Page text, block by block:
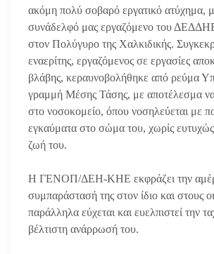
ακόμη πολύ σοβαρό εργατικό ατύχημα,
συνάδελφό μας εργαζόμενο του
στον Πολύγυρο της Χαλκιδικής.
εναερίτης, εργαζόμενος σε εργασίες
βλάβης, κεραυνοβολήθηκε από ρεύμα
γραμμή Μέσης Τάσης, με αποτέλεσμα να
στο νοσοκομείο, όπου νοσηλεύεται με
εγκαύματα στο σώμα του, χωρίς
ζωή του.
Η ΓΕΝΟΠ/ΔΕΗ-ΚΗΕ εκφράζει την
συμπαράστασή της στον ίδιο και στους
παράλληλα εύχεται και ευελπιστεί την
βέλτιστη ανάρρωσή του.